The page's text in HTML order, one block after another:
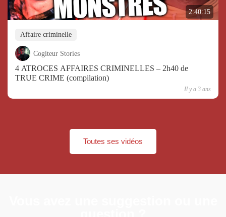
2:40:15
Affaire criminelle
Cogiteur Stories
4 ATROCES AFFAIRES CRIMINELLES – 2h40 de
TRUE CRIME (compilation)
Il y a 3 ans
Toutes ses vidéos